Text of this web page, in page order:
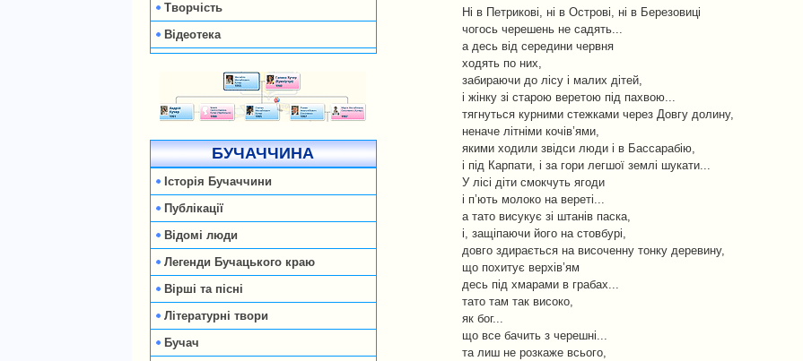
Творчість
Відеотека
БУЧАЧЧИНА
Історія Бучаччини
Публікації
Відомі люди
Легенди Бучацького краю
Вірші та пісні
Літературні твори
Бучач
Ні в Петрикові, ні в Острові, ні в Березовиці
чогось черешень не садять...
а десь від середини червня
ходять по них,
забираючи до лісу і малих дітей,
і жінку зі старою веретою під пахвою...
тягнуться курними стежками через Довгу долину,
неначе літніми кочів’ями,
якими ходили звідси люди і в Бассарабію,
і під Карпати, і за гори легшої землі шукати...
У лісі діти смокчуть ягоди
і п’ють молоко на вереті...
а тато висукує зі штанів паска,
і, защіпаючи його на стовбурі,
довго здирається на височенну тонку деревину,
що похитує верхів’ям
десь під хмарами в грабах...
тато там так високо,
як бог...
що все бачить з черешні...
та лиш не розкаже всього,